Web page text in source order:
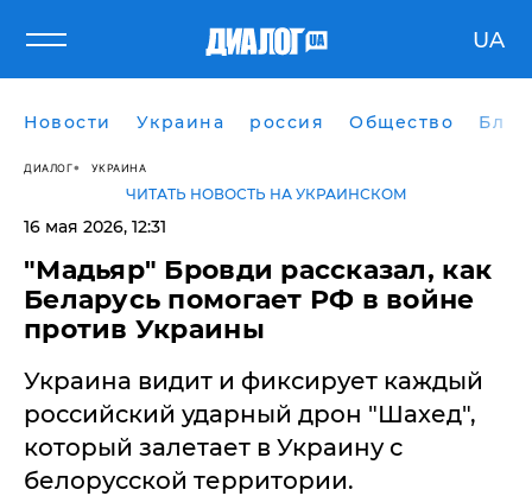
UA
Новости Украина россия Общество
ДИАЛОГ УКРАИНА
ЧИТАТЬ НОВОСТЬ НА УКРАИНСКОМ
16 мая 2026, 12:31
"Мадьяр" Бровди рассказал, как
Беларусь помогает РФ в войне
против Украины
Украина видит и фиксирует каждый
российский ударный дрон "Шахед",
который залетает в Украину с
белорусской территории.